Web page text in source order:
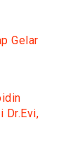
Gelar
Dr.Evi,